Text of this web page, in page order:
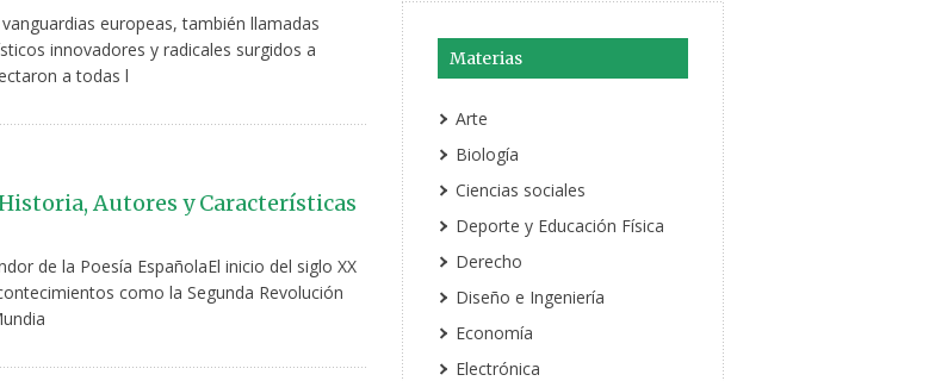
europeas, también llamadas
innovadores y radicales surgidos a
a todas l
Autores y Características
de la Poesía EspañolaEl inicio del siglo XX
como la Segunda Revolución
Materias
Arte
Biología
Ciencias sociales
Deporte y Educación Física
Derecho
Diseño e Ingeniería
Economía
Electrónica